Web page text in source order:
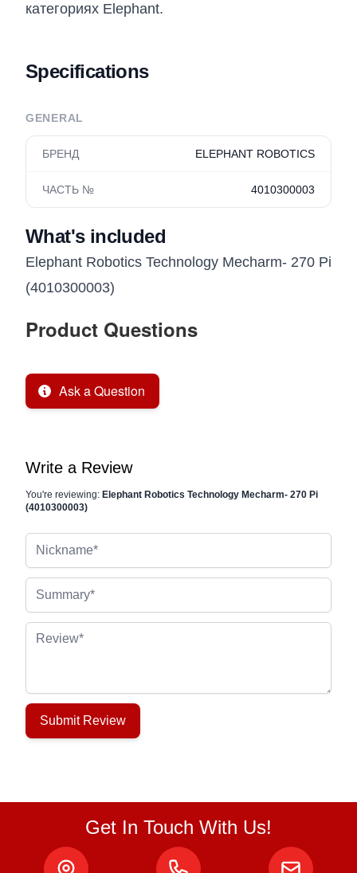
категориях Elephant.
Specifications
GENERAL
БРЕНД ELEPHANT ROBOTICS
ЧАСТЬ № 4010300003
What's included
Elephant Robotics Technology Mecharm- 270 Pi
(4010300003)
Product Questions
Ask a Question
Write a Review
You're reviewing: Elephant Robotics Technology Mecharm- 270 Pi
(4010300003)
Review
Submit Review
Get In Touch With Us!